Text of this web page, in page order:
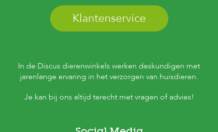
Klantenservice
In de Discus dierenwinkels werken deskundigen met
jarenlange ervaring in het verzorgen van huisdieren.
Je kan bij ons altijd terecht met vragen of advies!